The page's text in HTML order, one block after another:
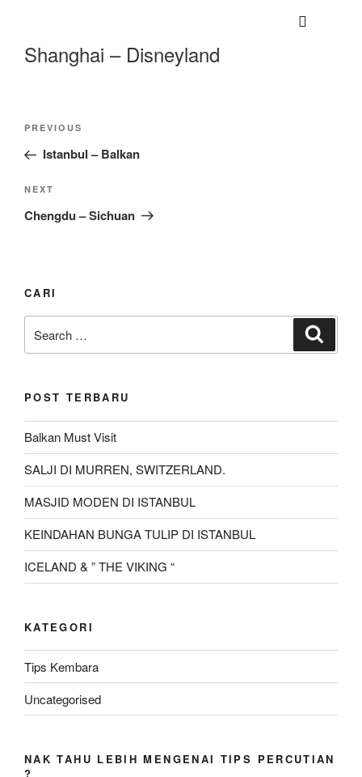
Shanghai – Disneyland
PREVIOUS
Istanbul – Balkan
NEXT
Chengdu – Sichuan
CARI
POST TERBARU
Balkan Must Visit
SALJI DI MURREN, SWITZERLAND.
MASJID MODEN DI ISTANBUL
KEINDAHAN BUNGA TULIP DI ISTANBUL
ICELAND & ” THE VIKING “
KATEGORI
Tips Kembara
Uncategorised
NAK TAHU LEBIH MENGENAI TIPS PERCUTIAN
?